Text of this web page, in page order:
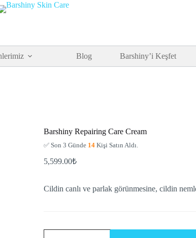
Blog Barshiny’i Keşfet
Barshiny Repairing Care Cream
✅ Son 3 Günde 14Kişi Satın Aldı.
5,599.00₺
Cildin canlı ve parlak görünmesine, cildin